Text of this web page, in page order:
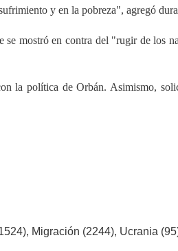
y en la pobreza", agregó
se mostró en contra del "rugir de los
la política de Orbán. Asimismo,
Migración (2244), Ucrania